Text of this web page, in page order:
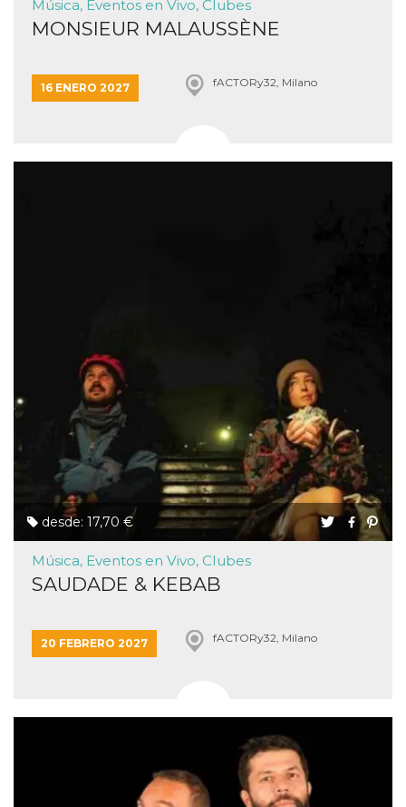
Música, Eventos en Vivo, Clubes
MONSIEUR MALAUSSÈNE
16 ENERO 2027 fACTORy32, Milano
desde: 17,70 €
Música, Eventos en Vivo, Clubes
SAUDADE & KEBAB
20 FEBRERO 2027 fACTORy32, Milano